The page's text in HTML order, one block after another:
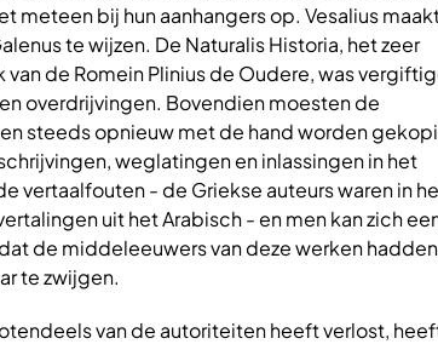
meteen bij hun aanhangers op. Vesalius
te wijzen. De Naturalis Historia, het zeer
de Romein Plinius de Oudere, was
overdrijvingen. Bovendien moesten de
steeds opnieuw met de hand worden
weglatingen en inlassingen in het
vertaalfouten - de Griekse auteurs waren in
uit het Arabisch - en men kan zich
de middeleeuwers van deze werken
te zwijgen.
van de autoriteiten heeft verlost,